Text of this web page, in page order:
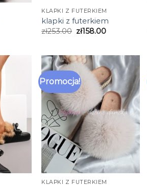
KLAPKI Z FUTERKIEM
klapki z futerkiem
zł253.00 zł158.00
Promocja!
KLAPKI Z FUTERKIEM